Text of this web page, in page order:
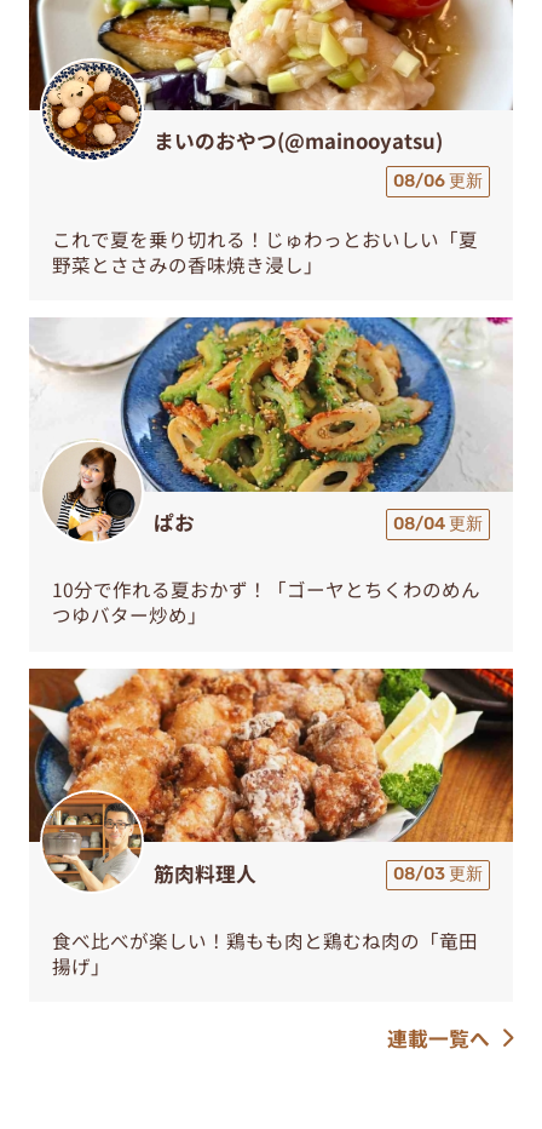
まいのおやつ(@mainooyatsu)
08/06 更新
これで夏を乗り切れる！じゅわっとおいしい「夏
野菜とささみの香味焼き浸し」
ぱお 08/04 更新
10分で作れる夏おかず！「ゴーヤとちくわのめん
つゆバター炒め」
筋肉料理人 08/03 更新
食べ比べが楽しい！鶏もも肉と鶏むね肉の「竜田
揚げ」
連載一覧へ